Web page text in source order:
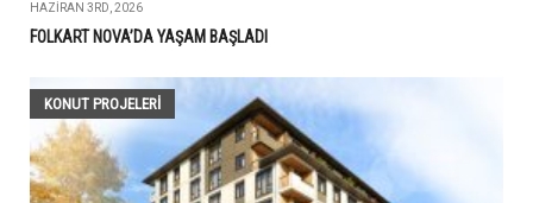
HAZIRAN 3RD, 2026
FOLKART NOVA’DA YAŞAM BAŞLADI
KONUT PROJELERI